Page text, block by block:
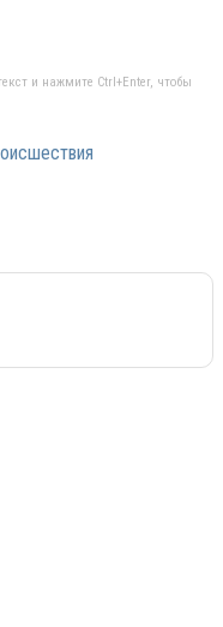
и нажмите Ctrl+Enter, чтобы